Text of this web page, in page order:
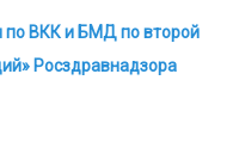
по ВКК и БМД по второй
Росздравнадзора